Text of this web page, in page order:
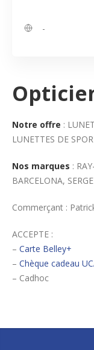
-
Notre offre :
LUNETTES DE
Nos marques :
BARCELONA,
Commerçant :
ACCEPTE :
– Carte Belley+
– Chèque cadeau
– Cadhoc